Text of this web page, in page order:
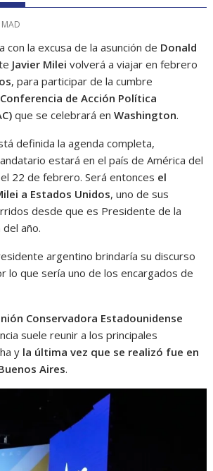
MAD
con la excusa de la asunción de Donald
Javier Mileivolverá a viajar en febrero
, para participar de la cumbre
Conferencia de Acción Política
que se celebrará enWashington.
definida la agenda completa,
estará en el país de América del
22 de febrero. Será entonces el
a Estados Unidos, uno de sus
desde que es Presidente de la
año.
argentino brindaría su discurso
lo que sería uno de los encargados de
Conservadora Estadounidense
suele reunir a los principales
y la última vez que se realizó fue en
Aires.